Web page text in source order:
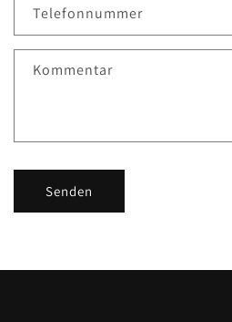
Telefonnummer
Kommentar
Senden